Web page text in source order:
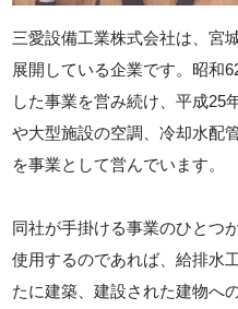
三愛設備工業株式会社は、宮
展開している企業です。昭和
した事業を営み続け、平成25
や大型施設の空調、冷却水配
を事業として営んでいます。
同社が手掛ける事業のひとつ
使用するのであれば、給排水
たに建築、建設された建物へ